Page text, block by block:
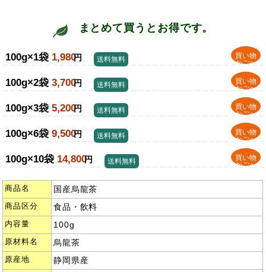
まとめて買うとお得です。
100g×1袋 1,980円
買い物
かごへ
送料無料
100g×2袋 3,700円
買い物
かごへ
送料無料
100g×3袋 5,200円
買い物
かごへ
送料無料
100g×6袋 9,500円
買い物
かごへ
送料無料
100g×10袋 14,800円
買い物
かごへ
送料無料
商品名 国産烏龍茶
商品区分 食品・飲料
内容量 100g
原材料名 烏龍茶
原産地 静岡県産